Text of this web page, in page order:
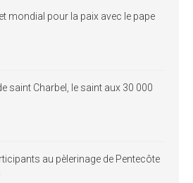
mondial pour la paix avec le pape
saint Charbel, le saint aux 30 000
au pèlerinage de Pentecôte